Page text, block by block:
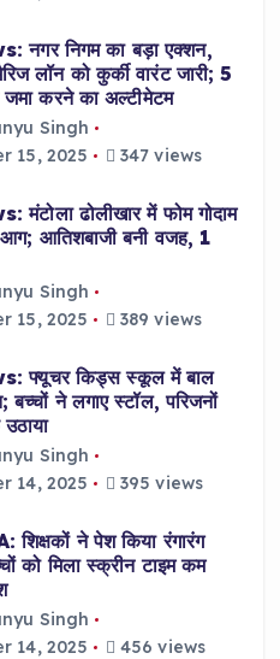
नगर निगम का बड़ा एक्शन,
लॉन को कुर्की वारंट जारी; 5
जमा करने का अल्टीमेटम
Singh
15, 2025
347 views
ढोलीखार में फोम गोदाम
आतिशबाजी बनी वजह, 1
Singh
15, 2025
389 views
फ्यूचर किड्स स्कूल में बाल
बच्चों ने लगाए स्टॉल, परिजनों
Singh
14, 2025
395 views
शिक्षकों ने पेश किया रंगारंग
को मिला स्क्रीन टाइम कम
Singh
14, 2025
456 views